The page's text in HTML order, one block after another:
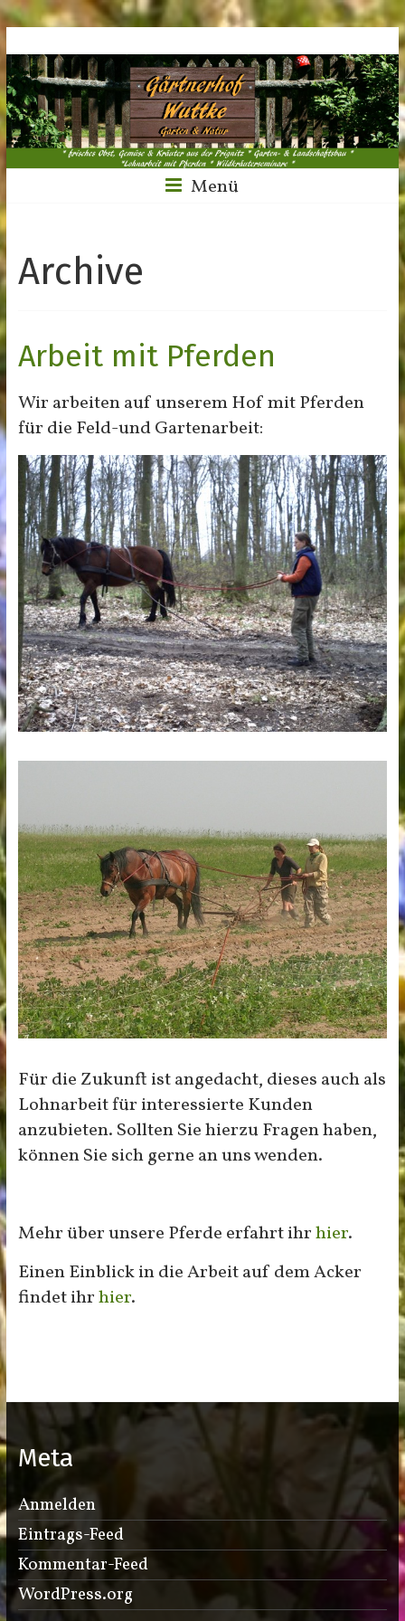
Menü
Archive
Arbeit mit Pferden
Wir arbeiten auf unserem Hof mit Pferden
für die Feld-und Gartenarbeit:
Für die Zukunft ist angedacht, dieses auch als
Lohnarbeit für interessierte Kunden
anzubieten. Sollten Sie hierzu Fragen haben,
können Sie sich gerne an uns wenden.
Mehr über unsere Pferde erfahrt ihrhier.
Einen Einblick in die Arbeit auf dem Acker
findet ihrhier.
Meta
Anmelden
Eintrags-Feed
Kommentar-Feed
WordPress.org